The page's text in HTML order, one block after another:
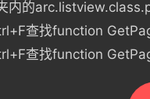
内的
查找function
查找function